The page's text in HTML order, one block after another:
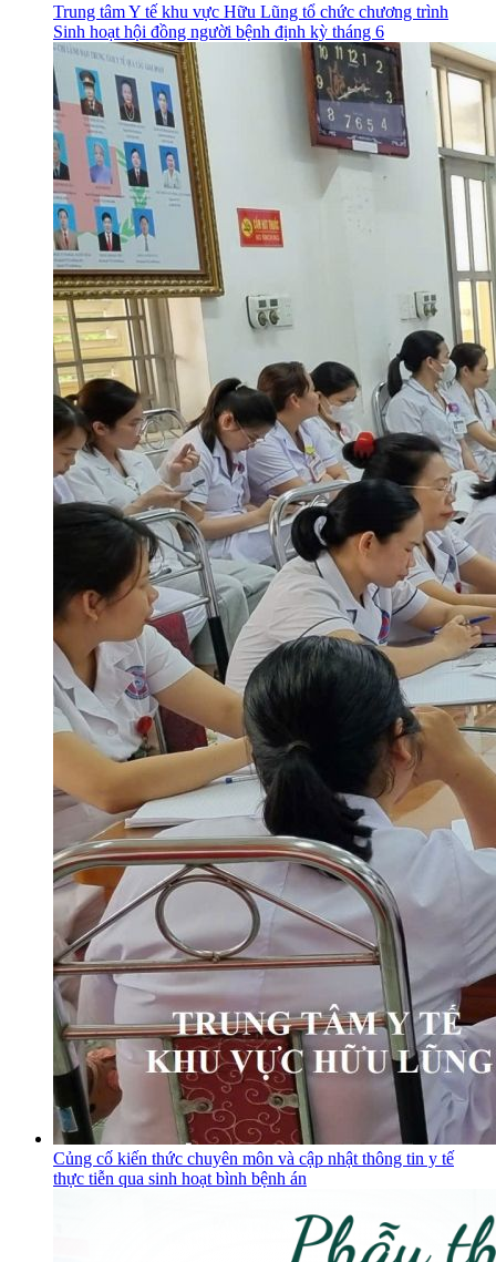
Trung tâm Y tế khu vực Hữu Lũng tổ chức chương trình
Sinh hoạt hội đồng người bệnh định kỳ tháng 6
Củng cố kiến thức chuyên môn và cập nhật thông tin y tế
thực tiễn qua sinh hoạt bình bệnh án